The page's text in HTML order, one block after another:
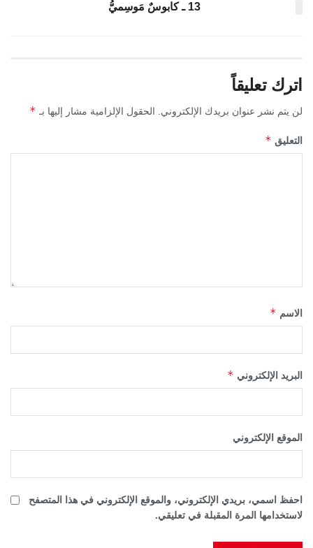
13 ـ كابوسٌ مَوسِميُّ
اترك تعليقاً
لن يتم نشر عنوان بريدك الإلكتروني. الحقول الإلزامية مشار إليها بـ *
التعليق *
الاسم *
البريد الإلكتروني *
الموقع الإلكتروني
احفظ اسمي، بريدي الإلكتروني، والموقع الإلكتروني في هذا المتصفح
لاستخدامها المرة المقبلة في تعليقي.